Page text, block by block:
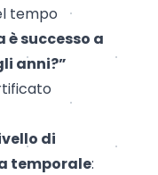
tempo
è successo a
anni?”
di
temporale: